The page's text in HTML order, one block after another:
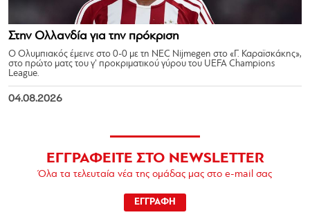
Στην Ολλανδία για την πρόκριση
Ο Ολυμπιακός έμεινε στο 0-0 με τη NEC Nijmegen στο «Γ. Καραϊσκάκης»,
στο πρώτο ματς του γ’ προκριματικού γύρου του UEFA Champions
League.
04.08.2026
ΕΓΓΡΑΦΕΙΤΕ ΣΤΟ NEWSLETTER
Όλα τα τελευταία νέα της ομάδας μας στο e-mail σας
ΕΓΓΡΑΦΗ